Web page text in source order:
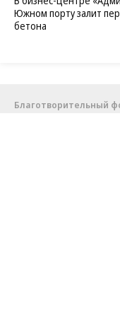
Южном порту залит
бетона
Благотворительный